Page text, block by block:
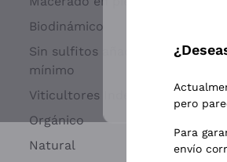
Biodinámico
Sin sulfitos añadidos o
mínimo
Viticultores Independientes
Orgánico
Natural
Para máspero
Para
envío